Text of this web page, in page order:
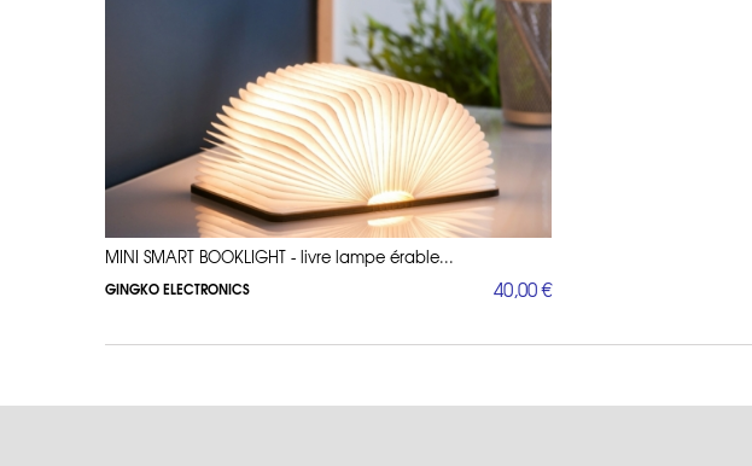
MINI SMART BOOKLIGHT - livre lampe érable...
GINGKO ELECTRONICS 40,00 €